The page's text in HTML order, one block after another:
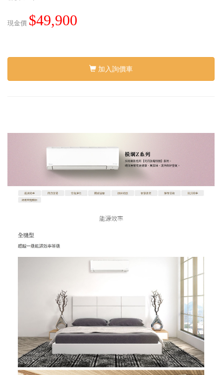
現金價 $49,900
加入詢價車